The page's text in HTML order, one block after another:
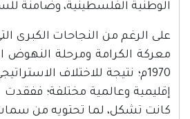
الوطنية الفلسطينية، وضامنة
على الرغم من النجاحات الكبرى
معركة الكرامة ومرحلة النهوض
1970م؛ نتيجة للاختلاف
إقليمية وعالمية مختلفة؛
كانت تشكل، لما تحتويه من سمات